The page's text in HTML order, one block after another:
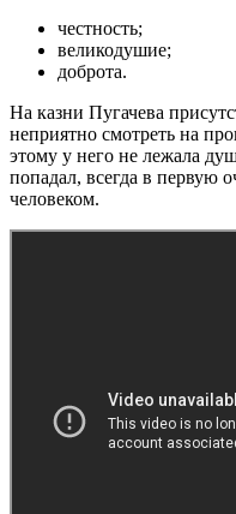
честность;
великодушие;
доброта.
На казни Пугачева
неприятно смотреть на
этому у него не лежала
попадал, всегда в первую
человеком.